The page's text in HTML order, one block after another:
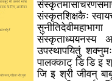
संस्कृतशिक्षकैः
संस्कृताध्ययनस्य
उपस्थापयितुं
पालक्काट् डि डि इ
जि इ श्री जीवन्